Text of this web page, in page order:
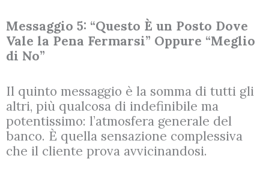
Messaggio 5: “Questo È un Posto Dove
Vale la Pena Fermarsi” Oppure “Meglio
di No”
Il quinto messaggio è la somma di tutti gli
altri, più qualcosa di indefinibile ma
potentissimo: l’atmosfera generale del
banco. È quella sensazione complessiva
che il cliente prova avvicinandosi.